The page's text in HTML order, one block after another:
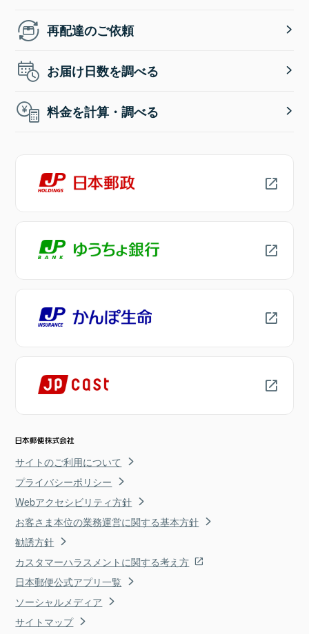
再配達のご依頼
お届け日数を調べる
料金を計算・調べる
サイトのご利用について
プライバシーポリシー
Webアクセシビリティ方針
お客さま本位の業務運営に関する基本方針
勧誘方針
カスタマーハラスメントに関する考え方
日本郵便公式アプリ一覧
ソーシャルメディア
サイトマップ